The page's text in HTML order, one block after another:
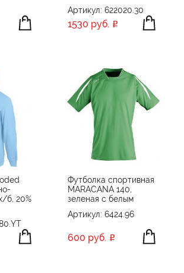
Артикул: 622020.30
1530 руб.
б, 20%
Футболка спортивная
MARACANA 140,
зеленая с белым
Артикул: 6424.96
600 руб.